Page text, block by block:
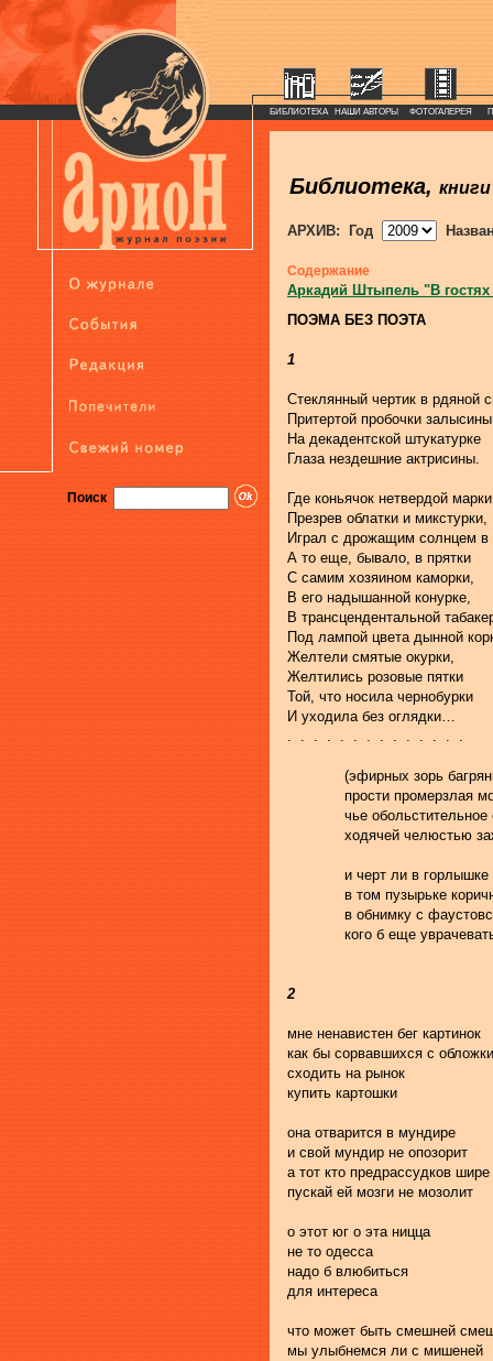
Поиск
БИБЛИОТЕКА НАШИ АВТОРЫ ФОТОГАЛЕРЕЯ
Библиотека, книги
АРХИВ: Год
Содержание
Аркадий Штыпель "В
ПОЭМА БЕЗ ПОЭТА
1
Стеклянный чертик в рдяной
Притертой пробочки
На декадентской штукатурке
Глаза нездешние актрисины.
Где коньячок нетвердой
Презрев облатки и микстурки,
Играл с дрожащим солнцем в
А то еще, бывало, в прятки
С самим хозяином каморки,
В его надышанной конурке,
В трансцендентальной
Под лампой цвета дынной
Желтели смятые окурки,
Желтились розовые пятки
Той, что носила чернобурки
И уходила без оглядки…
.  .  .  .  .  .  .  .  .  .  .  .  .  .
(эфирных зорь
прости промерзлая
чье обольстительное
ходячей челюстью
и черт ли в
в том пузырьке
в обнимку с
кого б еще
2
мне ненавистен бег картинок
как бы сорвавшихся с обложки
сходить на рынок
купить картошки
она отварится в мундире
и свой мундир не опозорит
а тот кто предрассудков шире
пускай ей мозги не мозолит
о этот юг о эта ницца
не то одесса
надо б влюбиться
для интереса
что может быть смешней
мы улыбнемся ли с мишеней